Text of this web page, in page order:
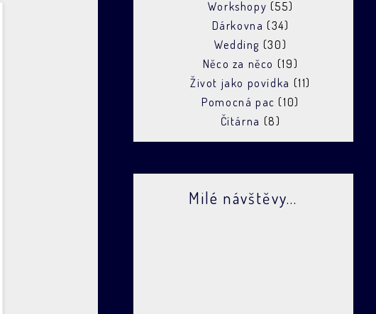
Workshopy (55)
Dárkovna (34)
Wedding (30)
Něco za něco (19)
Život jako povídka (11)
Pomocná pac (10)
Čítárna (8)
Milé návštěvy...